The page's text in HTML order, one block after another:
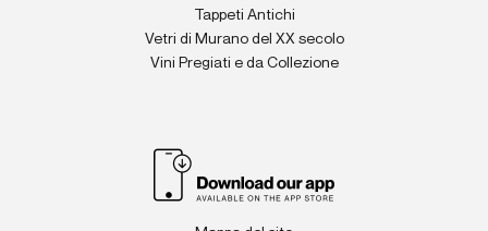
Tappeti Antichi
Vetri di Murano del XX secolo
Vini Pregiati e da Collezione